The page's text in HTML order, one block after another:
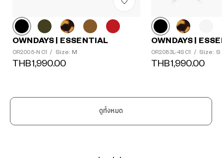
OWNDAYS | ESSENTIAL
OR2005-N C1 / Size: M
THB1,990.00
OWNDAYS |
OR2083L-4S C1 / Size: S
THB1,990.00
ดูทั้งหมด